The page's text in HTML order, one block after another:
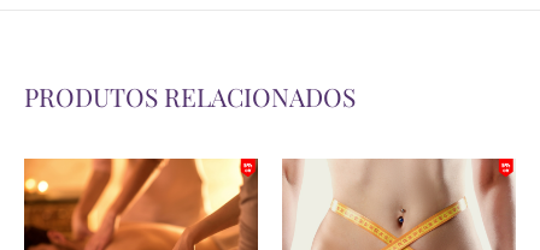
PRODUTOS RELACIONADOS